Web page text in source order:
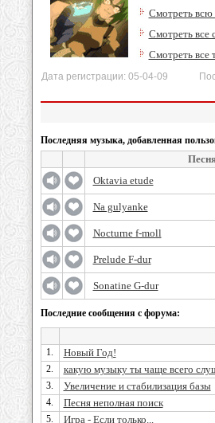
Смотреть всю
Смотреть все
Смотреть все
Дата регистрации: 05-04-09
Последняя музыка, добавленная
Oktavia etude
Na gulyanke
Nocturne f-moll
Prelude F-dur
Sonatine G-dur
Последние сообщения с форума:
1. Новый Год!
2. какую музыку ты чаще всего
3. Увеличение и стабилизация базы
4. Песня неполная поиск
5. Игра - Если только...